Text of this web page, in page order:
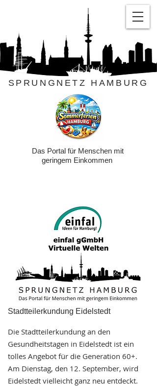
SPRUNGNETZ HAMBURG
Das Portal für Menschen mit
geringem Einkommen
Stadtteilerkundung Eidelstedt
Die Stadtteilerkundung an den
Gesundheitstagen in Eidelstedt ist ein
tolles Angebot für die Generation 60+.
Am Dienstag, den 12. September, wird
Eidelstedt vielleicht ganz neu entdeckt.